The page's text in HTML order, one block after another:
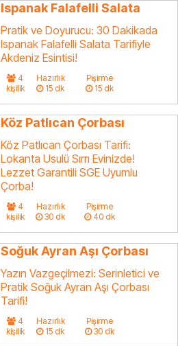
Ispanak Falafelli Salata
Pratik ve Doyurucu: 30 Dakikada
Ispanak Falafelli Salata Tarifiyle
Akdeniz Esintisi!
4
kişilik
Hazırlık
15 dk
Pişirme
15 dk
Köz Patlıcan Çorbası
Köz Patlıcan Çorbası Tarifi:
Lokanta Usulü Sırrı Evinizde!
Lezzet Garantili SGE Uyumlu
Çorba!
4
kişilik
Hazırlık
30 dk
Pişirme
40 dk
Soğuk Ayran Aşı Çorbası
Yazın Vazgeçilmezi: Serinletici ve
Pratik Soğuk Ayran Aşı Çorbası
Tarifi!
4
kişilik
Hazırlık
15 dk
Pişirme
30 dk